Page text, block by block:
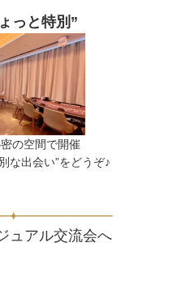
っと特別”
の空間で開催
な出会い”をどうぞ♪
ュアル交流会へ